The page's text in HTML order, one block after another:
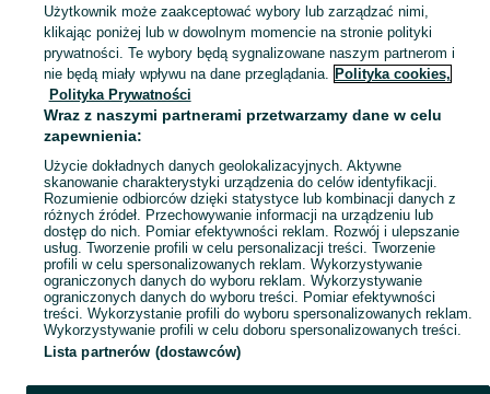
Zobacz
Mapa kategorii
Mapa miejscowości
Mapa ministron
Popularne wyszukiwania
Użytkownik może zaakceptować wybory lub zarządzać nimi,
klikając poniżej lub w dowolnym momencie na stronie polityki
prywatności. Te wybory będą sygnalizowane naszym partnerom i
nie będą miały wpływu na dane przeglądania. Polityka cookies,
Polityka Prywatności
Wraz z naszymi partnerami przetwarzamy dane w celu
zapewnienia:
Użycie dokładnych danych geolokalizacyjnych. Aktywne
skanowanie charakterystyki urządzenia do celów identyfikacji.
Rozumienie odbiorców dzięki statystyce lub kombinacji danych z
różnych źródeł. Przechowywanie informacji na urządzeniu lub
dostęp do nich. Pomiar efektywności reklam. Rozwój i ulepszanie
usług. Tworzenie profili w celu personalizacji treści. Tworzenie
profili w celu spersonalizowanych reklam. Wykorzystywanie
ograniczonych danych do wyboru reklam. Wykorzystywanie
ograniczonych danych do wyboru treści. Pomiar efektywności
treści. Wykorzystanie profili do wyboru spersonalizowanych reklam.
Wykorzystywanie profili w celu doboru spersonalizowanych treści.
Lista partnerów (dostawców)